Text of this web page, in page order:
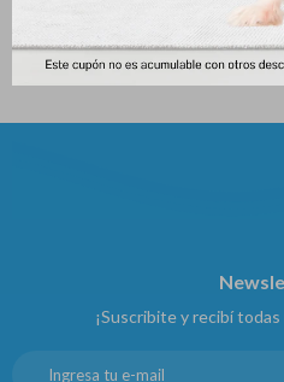
¡Suscribite y recibí